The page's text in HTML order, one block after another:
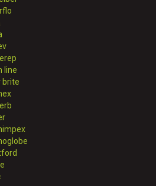
line
brite